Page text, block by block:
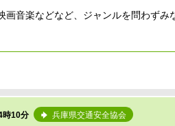
画音楽などなど、ジャンルを問わず
時10分 兵庫県交通安全協会